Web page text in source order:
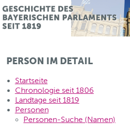
PERSON IM DETAIL
Startseite
Chronologie seit 1806
Landtage seit 1819
Personen
Personen-Suche (Namen)